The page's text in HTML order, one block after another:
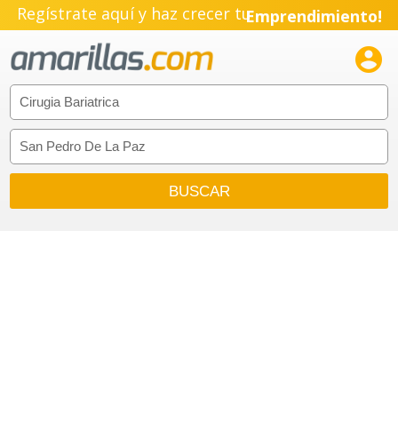
Regístrate aquí y haz crecer tuEmprendimiento!
